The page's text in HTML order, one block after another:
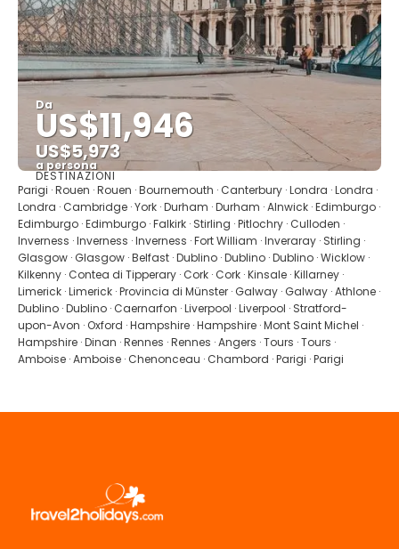
Da
US$11,946
US$5,973
a persona
Vedere
DESTINAZIONI
Parigi · Rouen · Rouen · Bournemouth · Canterbury · Londra · Londra ·
Londra · Cambridge · York · Durham · Durham · Alnwick · Edimburgo ·
Edimburgo · Edimburgo · Falkirk · Stirling · Pitlochry · Culloden ·
Inverness · Inverness · Inverness · Fort William · Inveraray · Stirling ·
Glasgow · Glasgow · Belfast · Dublino · Dublino · Dublino · Wicklow ·
Kilkenny · Contea di Tipperary · Cork · Cork · Kinsale · Killarney ·
Limerick · Limerick · Provincia di Münster · Galway · Galway · Athlone ·
Dublino · Dublino · Caernarfon · Liverpool · Liverpool · Stratford-
upon-Avon · Oxford · Hampshire · Hampshire · Mont Saint Michel ·
Hampshire · Dinan · Rennes · Rennes · Angers · Tours · Tours ·
Amboise · Amboise · Chenonceau · Chambord · Parigi · Parigi